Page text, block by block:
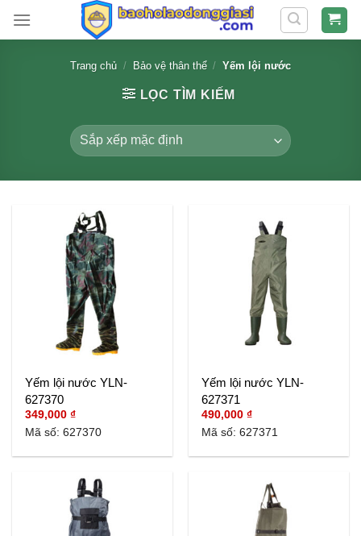
Trang chủ / Bảo vệ thân thể / Yếm lội nước
LỌC TÌM KIẾM
Yếm lội nước YLN-
627370
349,000₫
Mã số: 627370
Yếm lội nước YLN-
627371
490,000₫
Mã số: 627371